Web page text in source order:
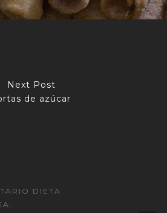
Next Post
de azúcar
DIETA